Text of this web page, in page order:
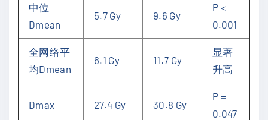
中位
Dmean
5.7 Gy 9.6 Gy
P＜
0.001
全网络平
均Dmean
6.1 Gy 11.7 Gy
显著
升高
Dmax 27.4 Gy 30.8 Gy
P＝
0.047